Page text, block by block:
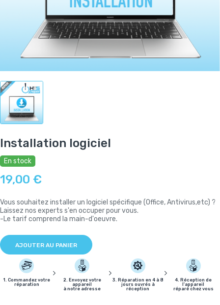
Installation logiciel
En stock
19,00 €
Vous souhaitez installer un logiciel spécifique (Office, Antivirus,etc) ?
Laissez nos experts s'en occuper pour vous.
-Le tarif comprend la main-d'oeuvre.
AJOUTER AU PANIER
1. Commandez votre
réparation
2. Envoyez votre
appareil
à notre adresse
3. Réparation en 4 à 8
jours ouvrés à
réception
4. Réception de
l'appareil
réparé chez vous